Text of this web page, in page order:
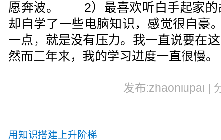
愿奔波。 2）最喜欢听白手起家的
却自学了一些电脑知识，感觉很自
一点，就是没有压力。我一直说要在
然而三年来，我的学习进度一直很慢。
发布:zhaoniupai |
用知识搭建上升阶梯